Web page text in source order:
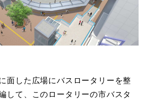
面した広場にバスロータリーを整
して、このロータリーの市バスタ